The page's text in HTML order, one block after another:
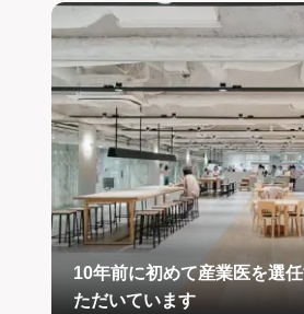
10年前に初めて産業医を選
ただいています